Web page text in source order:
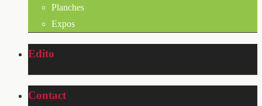
Planches
Expos
Edito
Contact